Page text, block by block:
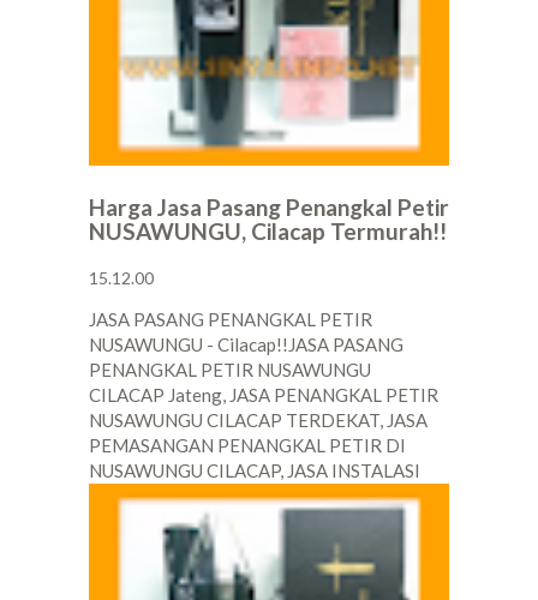
Harga Jasa Pasang Penangkal Petir
NUSAWUNGU, Cilacap Termurah!!
15.12.00
JASA PASANG PENANGKAL PETIR
NUSAWUNGU - Cilacap!!JASA PASANG
PENANGKAL PETIR NUSAWUNGU
CILACAP Jateng, JASA PENANGKAL PETIR
NUSAWUNGU CILACAP TERDEKAT, JASA
PEMASANGAN PENANGKAL PETIR DI
NUSAWUNGU CILACAP, JASA INSTALASI